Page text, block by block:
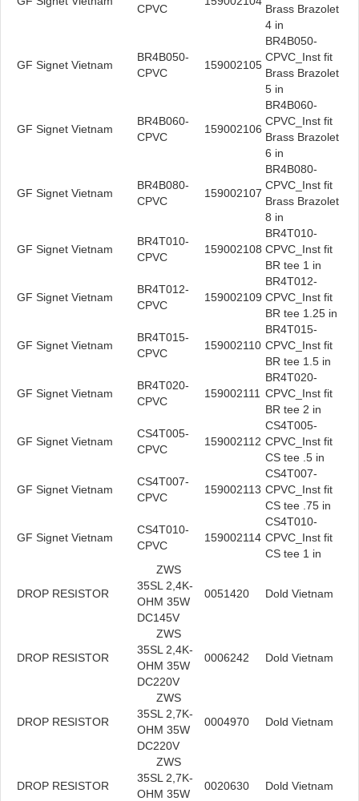
CPVC
Brass Brazolet
4 in
GF Signet Vietnam
BR4B050-
CPVC
159002105
BR4B050-
CPVC_Inst fit
Brass Brazolet
5 in
GF Signet Vietnam
BR4B060-
CPVC
159002106
BR4B060-
CPVC_Inst fit
Brass Brazolet
6 in
GF Signet Vietnam
BR4B080-
CPVC
159002107
BR4B080-
CPVC_Inst fit
Brass Brazolet
8 in
GF Signet Vietnam
BR4T010-
CPVC
159002108
BR4T010-
CPVC_Inst fit
BR tee 1 in
GF Signet Vietnam
BR4T012-
CPVC
159002109
BR4T012-
CPVC_Inst fit
BR tee 1.25 in
GF Signet Vietnam
BR4T015-
CPVC
159002110
BR4T015-
CPVC_Inst fit
BR tee 1.5 in
GF Signet Vietnam
BR4T020-
CPVC
159002111
BR4T020-
CPVC_Inst fit
BR tee 2 in
GF Signet Vietnam
CS4T005-
CPVC
159002112
CS4T005-
CPVC_Inst fit
CS tee .5 in
GF Signet Vietnam
CS4T007-
CPVC
159002113
CS4T007-
CPVC_Inst fit
CS tee .75 in
GF Signet Vietnam
CS4T010-
CPVC
159002114
CS4T010-
CPVC_Inst fit
CS tee 1 in
DROP RESISTOR
ZWS
35SL 2,4K-
OHM 35W
DC145V
0051420 Dold Vietnam
DROP RESISTOR
ZWS
35SL 2,4K-
OHM 35W
DC220V
0006242 Dold Vietnam
DROP RESISTOR
ZWS
35SL 2,7K-
OHM 35W
DC220V
0004970 Dold Vietnam
DROP RESISTOR
ZWS
35SL 2,7K-
OHM 35W
0020630 Dold Vietnam